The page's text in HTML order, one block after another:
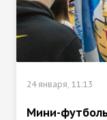
24 января, 11:13
Мини-